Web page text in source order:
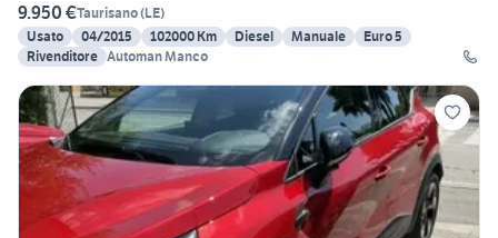
9.950 €Taurisano(LE)
Usato
04/2015 102000 Km Diesel Manuale
Euro 5
Rivenditore Automan Manco